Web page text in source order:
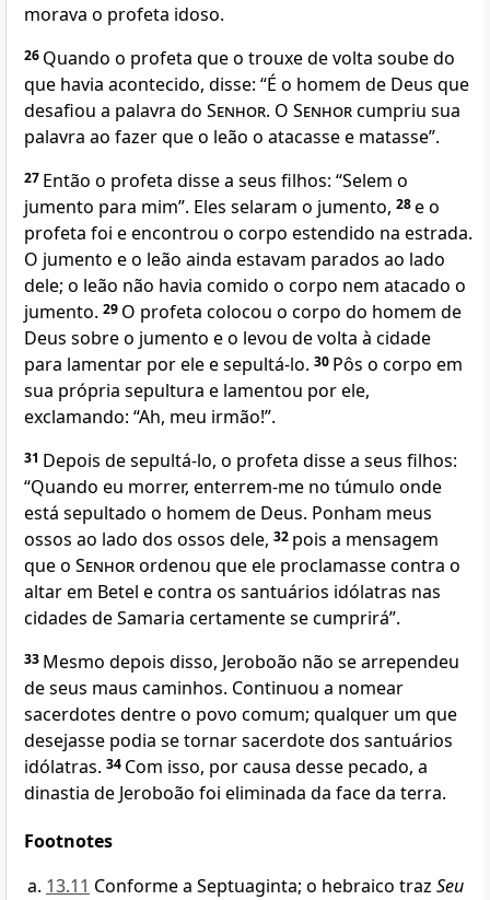
morava o profeta idoso.
26 Quando o profeta que o trouxe de volta soube do
que havia acontecido, disse: “É o homem de Deus que
desafiou a palavra do Senhor. O Senhorcumpriu sua
palavra ao fazer que o leão o atacasse e matasse”.
27 Então o profeta disse a seus filhos: “Selem o
jumento para mim”. Eles selaram o jumento, 28e o
profeta foi e encontrou o corpo estendido na estrada.
O jumento e o leão ainda estavam parados ao lado
dele; o leão não havia comido o corpo nem atacado o
jumento. 29 O profeta colocou o corpo do homem de
Deus sobre o jumento e o levou de volta à cidade
para lamentar por ele e sepultá-lo. 30 Pôs o corpo em
sua própria sepultura e lamentou por ele,
exclamando: “Ah, meu irmão!”.
31 Depois de sepultá-lo, o profeta disse a seus filhos:
“Quando eu morrer, enterrem-me no túmulo onde
está sepultado o homem de Deus. Ponham meus
ossos ao lado dos ossos dele, 32 pois a mensagem
que o Senhorordenou que ele proclamasse contra o
altar em Betel e contra os santuários idólatras nas
cidades de Samaria certamente se cumprirá”.
33 Mesmo depois disso, Jeroboão não se arrependeu
de seus maus caminhos. Continuou a nomear
sacerdotes dentre o povo comum; qualquer um que
desejasse podia se tornar sacerdote dos santuários
idólatras. 34 Com isso, por causa desse pecado, a
dinastia de Jeroboão foi eliminada da face da terra.
Footnotes
13.11 Conforme a Septuaginta; o hebraico traz Seu